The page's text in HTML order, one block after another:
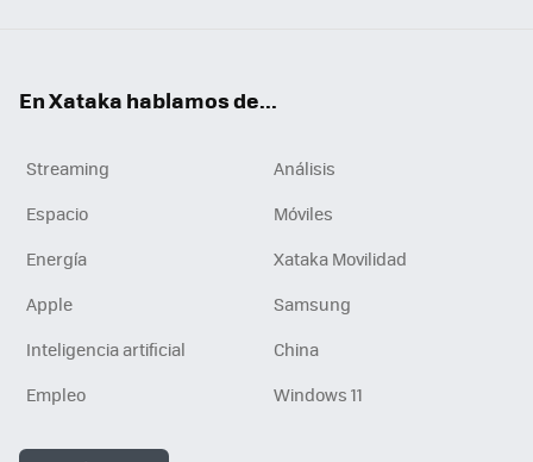
En Xataka hablamos de...
Streaming
Análisis
Espacio
Móviles
Energía
Xataka Movilidad
Apple
Samsung
Inteligencia artificial
China
Empleo
Windows 11